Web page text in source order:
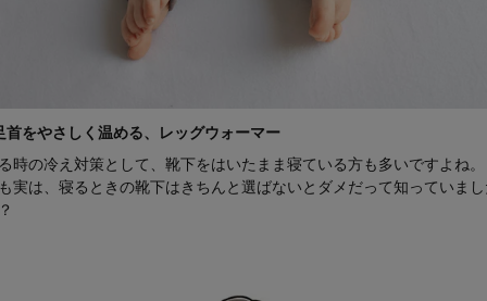
首をやさしく温める、レッグウォーマー
時の冷え対策として、靴下をはいたまま寝ている方も多いですよね。
実は、寝るときの靴下はきちんと選ばないとダメだって知っていま